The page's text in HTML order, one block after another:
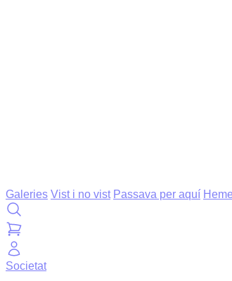
Galeries Vist i no vist Passava per aquí
Societat